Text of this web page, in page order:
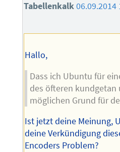
Tabellenkalk06.09.2014
Hallo,
Dass ich Ubuntu für
des öfteren kundgetan
möglichen Grund für
Ist jetzt deine Meinung,
deine Verkündigung
Encoders Problem?